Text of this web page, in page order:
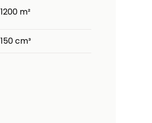
1200 m²
150 cm³